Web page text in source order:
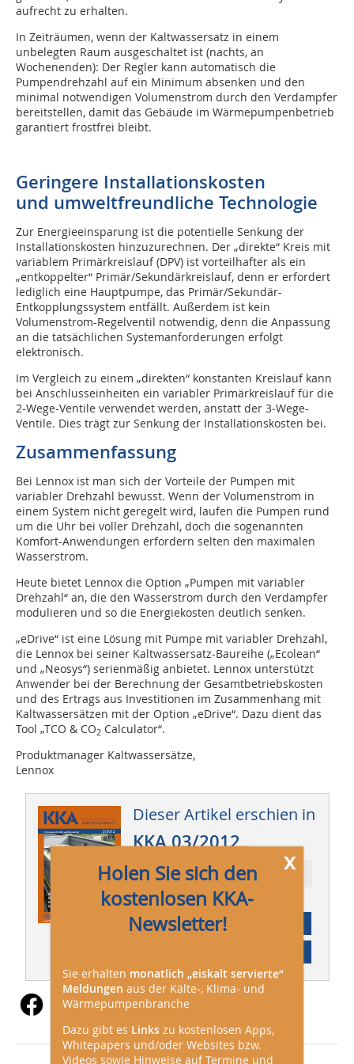
aufrecht zu erhalten.
In Zeiträumen, wenn der Kaltwassersatz in einem
unbelegten Raum ausgeschaltet ist (nachts, an
Wochenenden): Der Regler kann automatisch die
Pumpendrehzahl auf ein Minimum absenken und den
minimal notwendigen Volumenstrom durch den Verdampfer
bereitstellen, damit das Gebäude im Wärmepumpenbetrieb
garantiert frostfrei bleibt.
Geringere Installationskosten
und umweltfreundliche Technologie
Zur Energieeinsparung ist die potentielle Senkung der
Installationskosten hinzuzurechnen. Der „direkte“ Kreis mit
varia­blem Primärkreislauf (DPV) ist vorteilhafter als ein
„entkoppelter“ Primär/Sekundärkreislauf, denn er erfordert
lediglich eine Hauptpumpe, das Primär/Sekundär-
Entkopplungssystem entfällt. Außerdem ist kein
Volumenstrom-Regelventil notwendig, denn die Anpassung
an die tatsächlichen Systemanforderungen erfolgt
elektronisch.
Im Vergleich zu einem „direkten“ konstanten Kreislauf kann
bei Anschlusseinheiten ein variabler Primärkreislauf für die
2-Wege-Ventile verwendet werden, anstatt der 3‑Wege-
Ventile. Dies trägt zur Senkung der Installationskosten bei.
Zusammenfassung
Bei Lennox ist man sich der Vorteile der Pumpen mit
variabler Drehzahl bewusst. Wenn der Volumenstrom in
einem System nicht geregelt wird, laufen die Pumpen rund
um die Uhr bei voller Drehzahl, doch die sogenannten
Komfort-Anwendungen erfordern selten den maximalen
Wasserstrom.
Heute bietet Lennox die Option „Pumpen mit variabler
Drehzahl“ an, die den Wasserstrom durch den Verdampfer
modulieren und so die Energiekosten deutlich senken.
„eDrive“ ist eine Lösung mit Pumpe mit variabler Drehzahl,
die Lennox bei seiner Kaltwassersatz-Baureihe („Ecolean“
und „Neosys“) serienmäßig anbietet. Lennox unterstützt
Anwender bei der Berechnung der Gesamtbetriebskosten
und des Ertrags aus Investitionen im Zusammenhang mit
Kaltwassersätzen mit der Option „eDrive“. Dazu dient das
Tool „TCO & CO2 Calculator“.
Produktmanager Kaltwassersätze,
Lennox
Dieser Artikel erschien in
KKA 03/2012
Ressort: Technik
Abonnement
x
Holen Sie sich den
kostenlosen KKA-
Newsletter!
Sie erhalten monatlich „eiskalt servierte“
Meldungen aus der Kälte-, Klima- und
Wärmepumpenbranche
Dazu gibt es Links zu kostenlosen Apps,
Whitepapers und/oder Websites bzw.
Videos sowie Hinweise auf Termine und